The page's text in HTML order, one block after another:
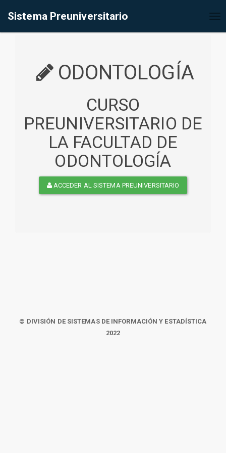
Sistema Preuniversitario
ODONTOLOGÍA
CURSO
PREUNIVERSITARIO DE
LA FACULTAD DE
ODONTOLOGÍA
ACCEDER AL SISTEMA PREUNIVERSITARIO
© DIVISIÓN DE SISTEMAS DE INFORMACIÓN Y ESTADÍSTICA
2022